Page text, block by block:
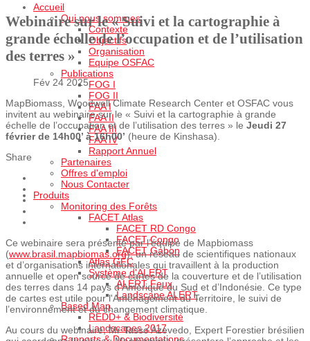
Accueil
Qui nous sommes
Contexte
Objectifs
Organisation
Equipe OSFAC
Publications
FOG I
FOG II
FAA I
FAA II
FAA III
FAA IV
Rapport Annuel
Partenaires
Offres d'emploi
Nous Contacter
Produits
Monitoring des Forêts
FACET Atlas
FACET RD Congo
FACET Congo
FACET Gabon
Atlas GFC
Système d'ALERT
ALERT Feux
Landscape ALERT
Based Map
REDD+ & Biodiversité
Landscapes 2017
Rapports & Documentations
Webinaire sur le « Suivi et la cartographie à
grande échelle de l’occupation et de l’utilisation
des terres »
Fév 24 2025
MapBiomass, Woodwell Climate Research Center et OSFAC vous
invitent au webinaire sur le « Suivi et la cartographie à grande
échelle de l’occupation et de l’utilisation des terres » le Jeudi 27
février de 14h00’ à 16h00’ (heure de Kinshasa).
Share
Ce webinaire sera présenté par l’équipe de Mapbiomass
(www.brasil.mapbiomas.org), un réseau de scientifiques nationaux
et d’organisations internationales qui travaillent à la production
annuelle et open source de cartes de la couverture et de l’utilisation
des terres dans 14 pays d’Amérique du Sud et d’Indonésie. Ce type
de cartes est utile pour l'Aménagement du Territoire, le suivi de
l’environnement et du changement climatique.
Au cours du webinaire, Mr Tasso Azevedo, Expert Forestier brésilien